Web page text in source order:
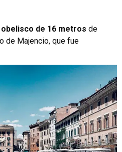
obelisco de 16 metros de
de Majencio, que fue